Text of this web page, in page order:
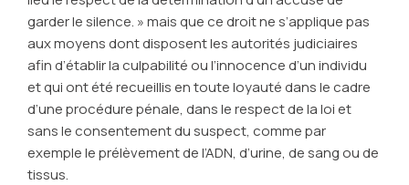
garder le silence. » mais que ce droit ne s’applique pas
aux moyens dont disposent les autorités judiciaires
afin d’établir la culpabilité ou l’innocence d’un individu
et qui ont été recueillis en toute loyauté dans le cadre
d’une procédure pénale, dans le respect de la loi et
sans le consentement du suspect, comme par
exemple le prélèvement de l’ADN, d’urine, de sang ou de
tissus.